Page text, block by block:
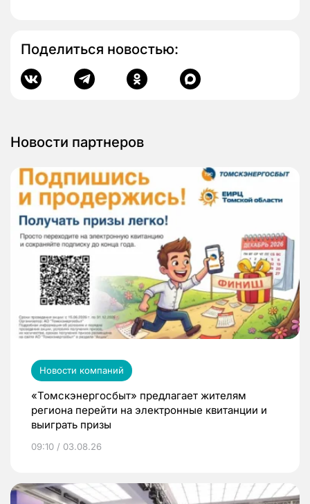
Поделиться новостью:
Новости партнеров
Новости компаний
«Томскэнергосбыт» предлагает жителям
региона перейти на электронные квитанции и
выиграть призы
09:10 / 03.08.26